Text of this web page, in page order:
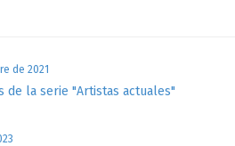
de 2021
de la serie "Artistas actuales"